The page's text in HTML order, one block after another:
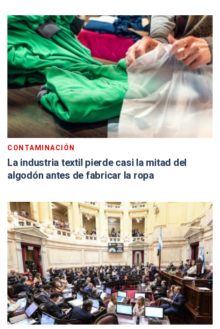
CONTAMINACIÓN
La industria textil pierde casi la mitad del
algodón antes de fabricar la ropa